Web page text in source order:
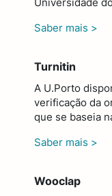
Universidade
Saber mais >
Turnitin
A U.Porto
verificação da
que se baseia
Saber mais >
Wooclap